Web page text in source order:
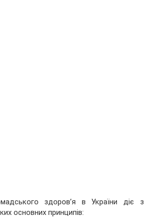
здоров’я в України діє з
основних принципів: